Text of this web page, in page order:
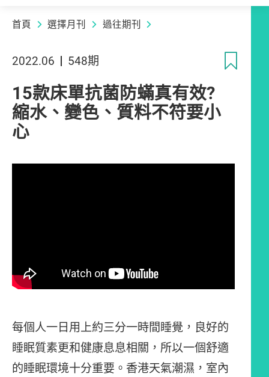
首頁 選擇月刊 過往期刊
2022.06 548期
15款床單抗菌防蟎真有效?
縮水、變色、質料不符要小
心
每個人一日用上約三分一時間睡覺，良好的
睡眠質素更和健康息息相關，所以一個舒適
的睡眠環境十分重要。香港天氣潮濕，室內